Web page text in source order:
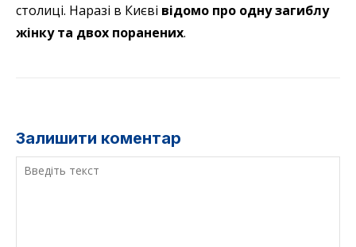
столиці. Наразі в Києві відомо про одну загиблу
жінку та двох поранених.
Залишити коментар